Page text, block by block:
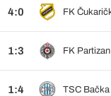
4:0 FK
1:3 FK Partizan
1:4 TSC Bačka